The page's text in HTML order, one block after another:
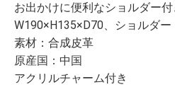
お出かけに便利なショルダー付
W190×H135×D70、ショルダー
素材：合成皮革
原産国：中国
アクリルチャーム付き